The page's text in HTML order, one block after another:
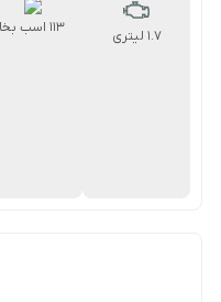
1.7 لیتری 113 اسب بخار